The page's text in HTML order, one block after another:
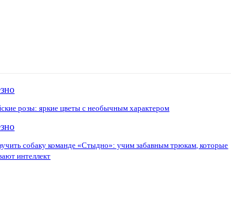
розы: яркие цветы с необычным характером
собаку команде «Стыдно»: учим забавным трюкам, которые
интеллект